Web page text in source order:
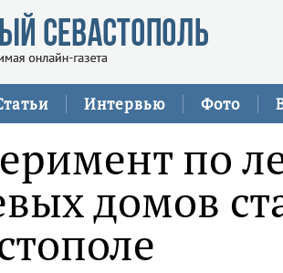
Интервью Фото
по
домов